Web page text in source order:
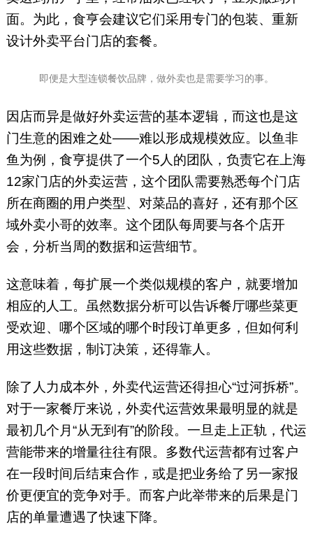
面。为此，食亨会建议它们采用专门的包装、重新
设计外卖平台门店的套餐。
即便是大型连锁餐饮品牌，做外卖也是需要学习的事。
因店而异是做好外卖运营的基本逻辑，而这也是这
门生意的困难之处——难以形成规模效应。以鱼非
鱼为例，食亨提供了一个5人的团队，负责它在上海
12家门店的外卖运营，这个团队需要熟悉每个门店
所在商圈的用户类型、对菜品的喜好，还有那个区
域外卖小哥的效率。这个团队每周要与各个店开
会，分析当周的数据和运营细节。
这意味着，每扩展一个类似规模的客户，就要增加
相应的人工。虽然数据分析可以告诉餐厅哪些菜更
受欢迎、哪个区域的哪个时段订单更多，但如何利
用这些数据，制订决策，还得靠人。
除了人力成本外，外卖代运营还得担心“过河拆桥”。
对于一家餐厅来说，外卖代运营效果最明显的就是
最初几个月“从无到有”的阶段。一旦走上正轨，代运
营能带来的增量往往有限。多数代运营都有过客户
在一段时间后结束合作，或是把业务给了另一家报
价更便宜的竞争对手。而客户此举带来的后果是门
店的单量遭遇了快速下降。